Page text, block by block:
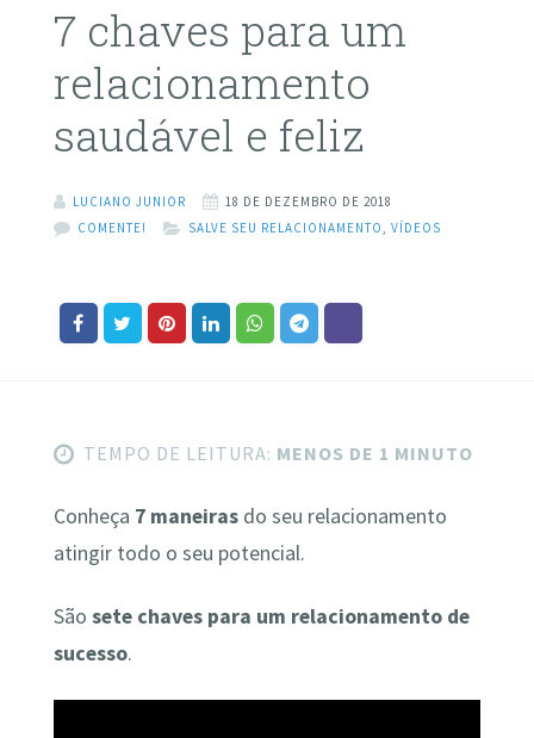
7 chaves para um
relacionamento
saudável e feliz
LUCIANO JUNIOR
18 DE DEZEMBRO DE 2018
COMENTE!
SALVE SEU RELACIONAMENTO VÍDEOS
TEMPO DE LEITURA: MENOS DE 1 MINUTO
Conheça 7 maneirasdo seu relacionamento
atingir todo o seu potencial.
São sete chaves para um relacionamento de
sucesso.